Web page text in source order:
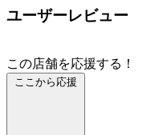
ユーザーレビュー
この店舗を応援する！
ここから応援